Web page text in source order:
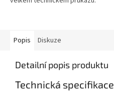
Popis Diskuze
Detailní popis produktu
Technická specifikace